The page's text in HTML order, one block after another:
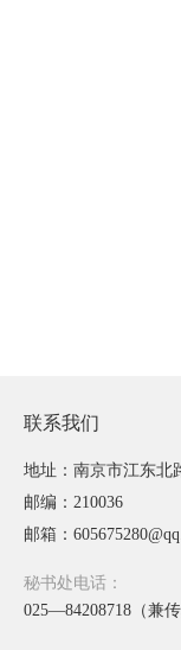
联系我们
地址：南京市江东北
邮编：210036
邮箱：
秘书处电话：
025—84208718（兼传